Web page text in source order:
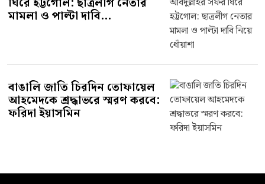
মামলা ও পাল্টা দাবি...
বাঙালি জাতি চিরদিন তোফায়েল
আহমেদকে শ্রদ্ধাভরে স্মরণ করবে:
ফরিদা ইয়াসমিন